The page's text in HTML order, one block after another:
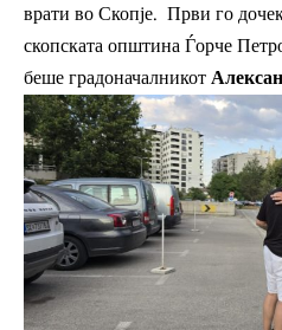
врати во Скопје. Први го
скопската општина Ѓорче
беше градоначалникот